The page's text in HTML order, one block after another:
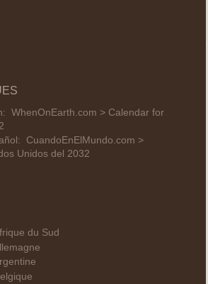
WhenOnEarth.com > Calendar for
CuandoEnElMundo.com >
Unidos del 2032
du Sud